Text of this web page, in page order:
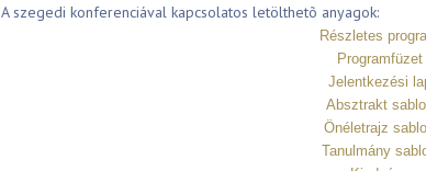
A szegedi konferenciával kapcsolatos letölthetõ anyagok:
Részletes
Programfüzet
Jelentkezési
Absztrakt
Önéletrajz
Tanulmány